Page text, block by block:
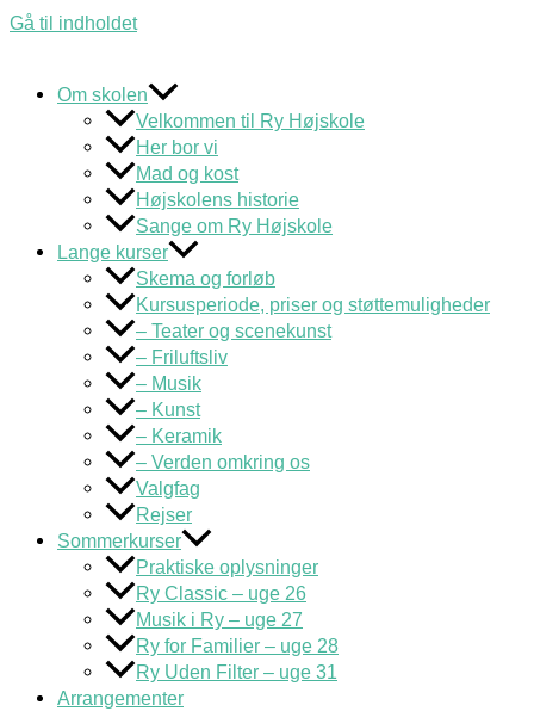
Gå til indholdet
Om skolen
Velkommen til Ry Højskole
Her bor vi
Mad og kost
Højskolens historie
Sange om Ry Højskole
Lange kurser
Skema og forløb
Kursusperiode, priser og støttemuligheder
– Teater og scenekunst
– Friluftsliv
– Musik
– Kunst
– Keramik
– Verden omkring os
Valgfag
Rejser
Sommerkurser
Praktiske oplysninger
Ry Classic – uge 26
Musik i Ry – uge 27
Ry for Familier – uge 28
Ry Uden Filter – uge 31
Arrangementer